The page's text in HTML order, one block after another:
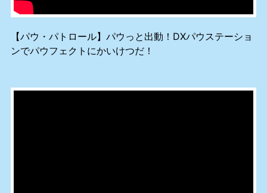
【パウ・パトロール】パウっと出動！DXパウステーショ
ンでパウフェクトにかいけつだ！